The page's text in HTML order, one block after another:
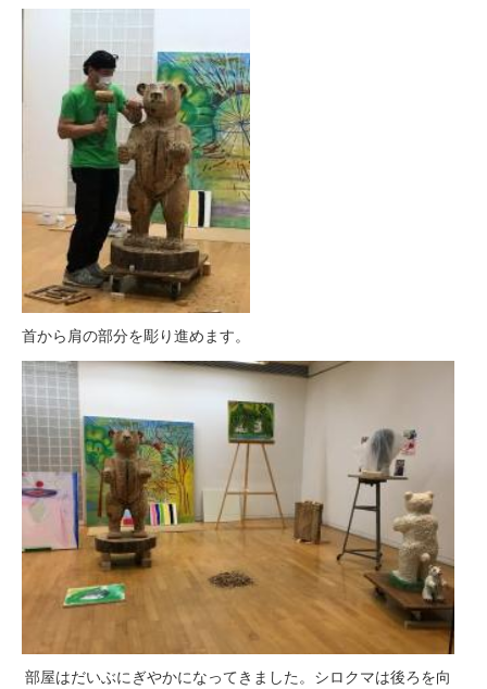
首から肩の部分を彫り進めます。
部屋はだいぶにぎやかになってきました。シロクマは後ろを向